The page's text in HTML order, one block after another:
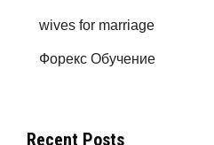
wives for marriage
Форекс Обучение
Recent Posts